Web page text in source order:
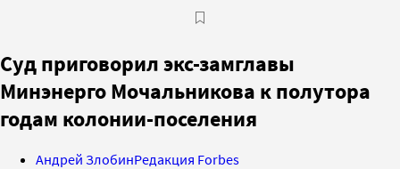
Суд приговорил экс-замглавы
Минэнерго Мочальникова к полутора
годам колонии-поселения
Андрей ЗлобинРедакция Forbes